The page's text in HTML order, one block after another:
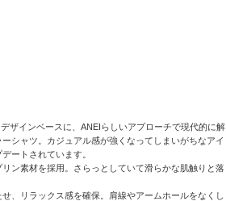
ザインベースに、ANEIらしいアプローチで現代的に解
シャツ。カジュアル感が強くなってしまいがちなアイ
ートされています。
ン素材を採用。さらっとしていて滑らかな肌触りと落
、リラックス感を確保。肩線やアームホールをなくし